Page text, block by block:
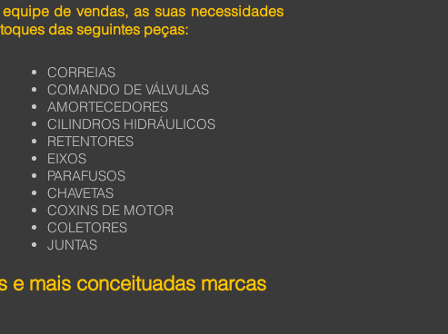
de vendas, as suas necessidades
das seguintes peças:
CORREIAS
COMANDO DE VÁLVULAS
AMORTECEDORES
CILINDROS HIDRÁULICOS
RETENTORES
EIXOS
PARAFUSOS
CHAVETAS
COXINS DE MOTOR
COLETORES
JUNTAS
e mais conceituadas marcas